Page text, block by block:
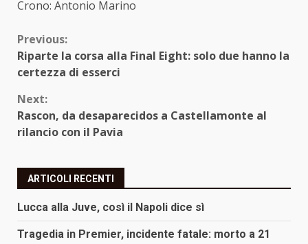
Crono: Antonio Marino
Continue
Reading
Previous:
Riparte la corsa alla Final Eight: solo due hanno la
certezza di esserci
Next:
Rascon, da desaparecidos a Castellamonte al
rilancio con il Pavia
ARTICOLI RECENTI
Lucca alla Juve, così il Napoli dice sì
Tragedia in Premier, incidente fatale: morto a 21